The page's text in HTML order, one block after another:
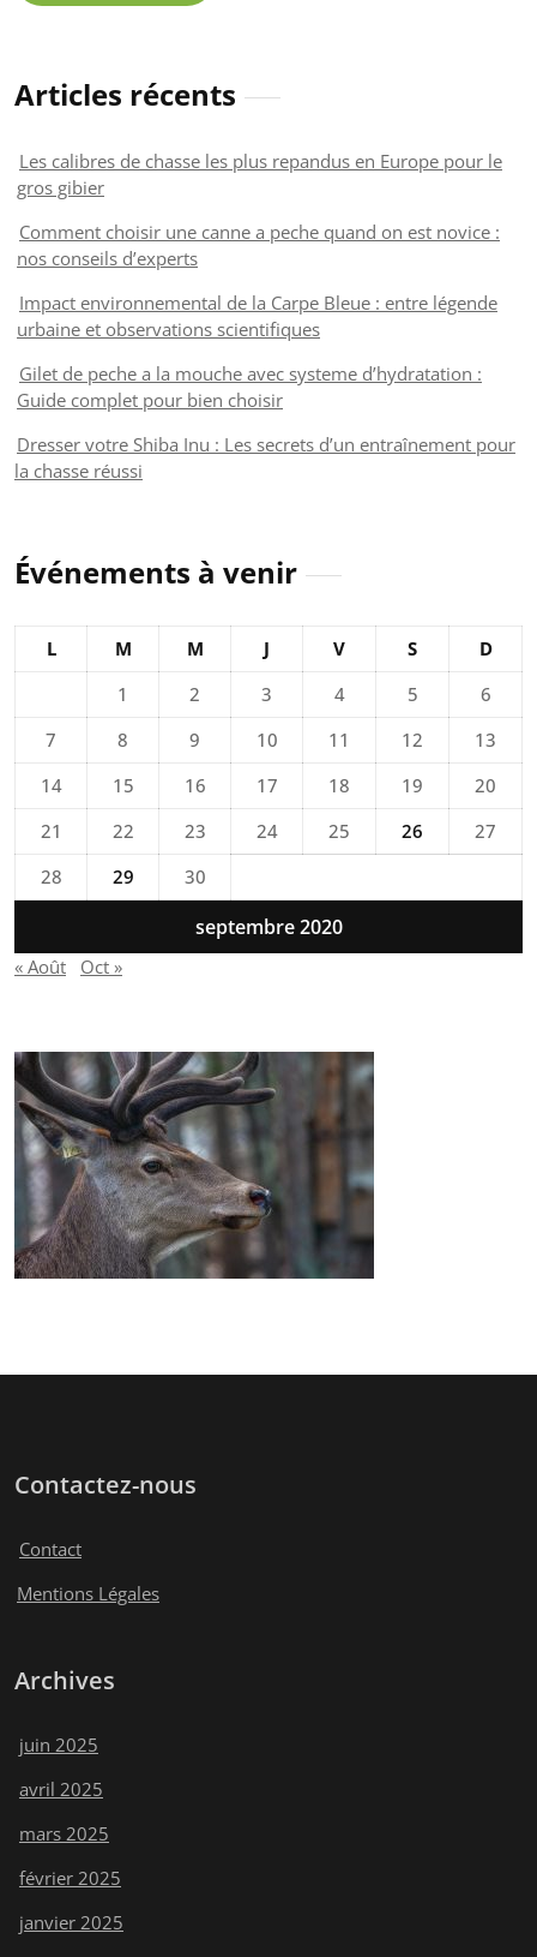
Articles récents
Les calibres de chasse les plus repandus en Europe pour le
gros gibier
Comment choisir une canne a peche quand on est novice :
nos conseils d’experts
Impact environnemental de la Carpe Bleue : entre légende
urbaine et observations scientifiques
Gilet de peche a la mouche avec systeme d’hydratation :
Guide complet pour bien choisir
Dresser votre Shiba Inu : Les secrets d’un entraînement pour
la chasse réussi
Événements à venir
septembre 2020
L M M J V S
D
1
2 3 4 5
6
7
8 9 10 11 12
13
14
15 16 17 18 19
20
21
22 23 24 25 26
27
28
29 30
« Août Oct »
Contactez-nous
Contact
Mentions Légales
Archives
juin 2025
avril 2025
mars 2025
février 2025
janvier 2025